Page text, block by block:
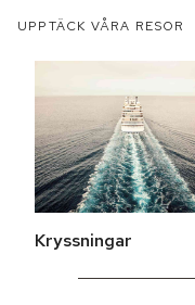
UPPTÄCK VÅRA RESOR
Kryssningar